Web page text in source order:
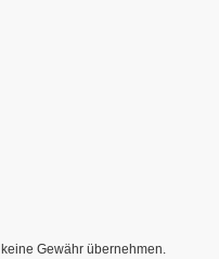
Gewähr übernehmen.